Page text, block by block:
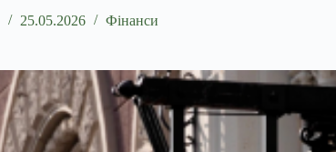
25.05.2026 Фінанси